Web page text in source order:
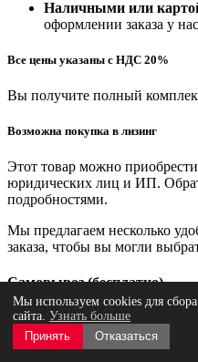
Наличными или
оформлении заказа у
Все цены указаны с НДС 20%
Вы получите полный
Возможна покупка в лизинг
Этот товар можно
юридических лиц и ИП.
подробностями.
Мы предлагаем несколько
заказа, чтобы вы могли
Самовывоз (бесплатно)
Вы можете забрать заказ с
предварительно согласовав
Мы используем cookies для
сайта. Узнать больше
Принять
Отказаться